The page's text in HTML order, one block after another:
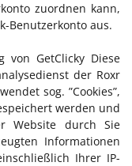
zuordnen kann,
Benutzerkonto aus.
von GetClicky Diese
der Roxr
sog. ”Cookies”,
werden und
Website durch Sie
Informationen
Ihrer IP-